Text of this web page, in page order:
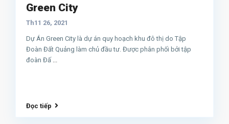
Green City
Th11 26, 2021
Dự Án Green City là dự án quy hoạch khu đô thị do Tập
Đoàn Đất Quảng làm chủ đầu tư. Được phân phối bởi tập
đoàn Đấ
Đọc tiếp